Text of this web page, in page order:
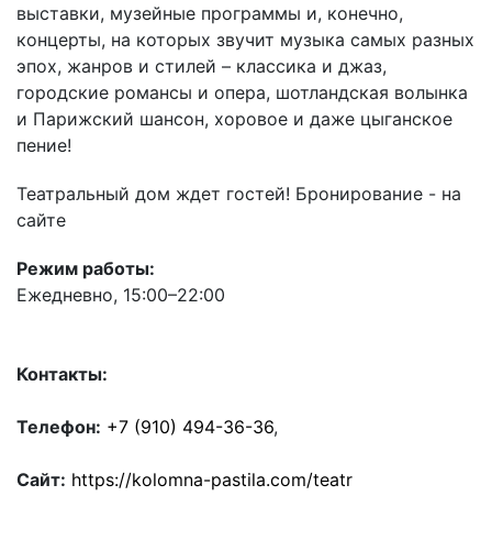
выставки, музейные программы и, конечно,
концерты, на которых звучит музыка самых разных
эпох, жанров и стилей – классика и джаз,
городские романсы и опера, шотландская волынка
и Парижский шансон, хоровое и даже цыганское
пение!
Театральный дом ждет гостей! Бронирование - на
сайте
Режим работы:
Ежедневно, 15:00–22:00
Контакты:
Телефон: +7 (910) 494-36-36,
Сайт: https://kolomna-pastila.com/teatr